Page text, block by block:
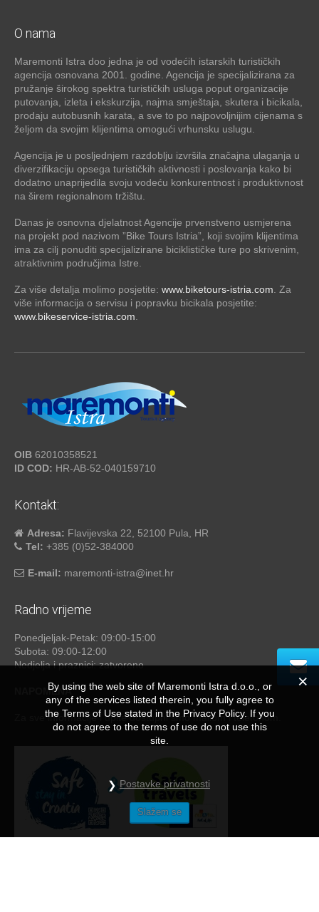
O nama
Maremonti Istra doo jedna je od vodećih istarskih turističkih
agencija osnovana 2001. godine. Agencija je specijalizirana za
pružanje širokog spektra turističkih usluga poput organizacije
putovanja, izleta i ekskurzija, najma smještaja, skutera i bicikala,
prodaju autobusnih karata, a sve to po najpovoljnijim cijenama s
željom da svojim klijentima omogući vrhunsku uslugu.
Agencija je u posljednjem razdoblju izvršila značajna ulaganja u
diverzifikaciju opsega turističkih aktivnosti i poslovanja kako bi
dodatno unaprijedila svoju vodeću konkurentnost i produktivnost
na širem regionalnom tržištu.
Danas je osnovna djelatnost Agencije prvenstveno usmjerena
na projekt pod nazivom ”Bike Tours Istria”, koji svojim klijentima
ima za cilj ponuditi specijalizirane biciklističke ture po skrivenim,
atraktivnim područjima Istre.
Za više detalja molimo posjetite: www.biketours-istria.com. Za
više informacija o servisu i popravku bicikala posjetite:
www.bikeservice-istria.com.
OIB 62010358521
ID COD: HR-AB-52-040159710
Kontakt:
Adresa: Flavijevska 22, 52100 Pula, HR
Tel: +385 (0)52-384000
E-mail: maremonti-istra@inet.hr
Radno vrijeme
Ponedjeljak-Petak: 09:00-15:00
Subota: 09:00-12:00
Nedjelja i praznici: zatvoreno
NAPOMENA
Za sve informacije i upite dostupni smo mailom i telefonom.
By using the web site of Maremonti Istra d.o.o., or
any of the services listed therein, you fully agree to
the Terms of Use stated in the Privacy Policy. If you
do not agree to the terms of use do not use this
site.
Postavke privatnosti
Slažem se